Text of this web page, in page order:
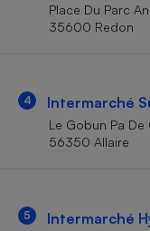
Place Du Parc
35600 Redon
4 Intermarché
Le Gobun Pa
56350 Allaire
5 Intermarché